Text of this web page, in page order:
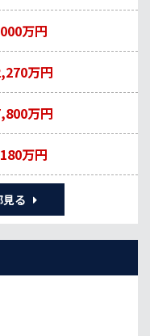
万円
万円
万円
万円
る